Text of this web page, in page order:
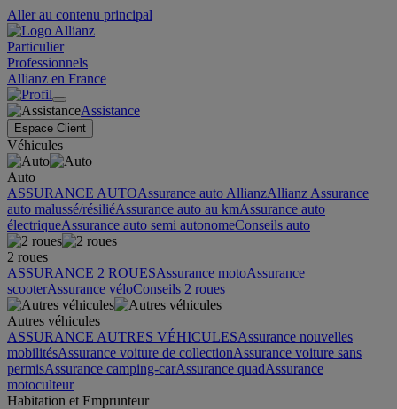
Aller au contenu principal
Particulier
Professionnels
Allianz en France
Assistance
Espace Client
Véhicules
Auto
ASSURANCE AUTOAssurance auto AllianzAllianz Assurance
auto malussé/résiliéAssurance auto au kmAssurance auto
électriqueAssurance auto semi autonomeConseils auto
2 roues
ASSURANCE 2 ROUESAssurance motoAssurance
scooterAssurance véloConseils 2 roues
Autres véhicules
ASSURANCE AUTRES VÉHICULESAssurance nouvelles
mobilitésAssurance voiture de collectionAssurance voiture sans
permisAssurance camping-carAssurance quadAssurance
motoculteur
Habitation et Emprunteur